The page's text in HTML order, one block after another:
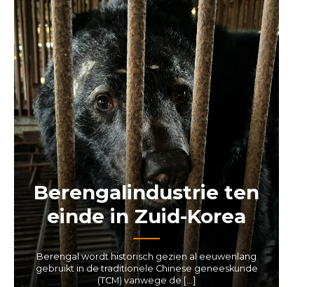
Berengalindustrie ten
einde in Zuid-Korea
Berengal wordt historisch gezien al eeuwenlang
gebruikt in de traditionele Chinese geneeskunde
(TCM) vanwege de […]